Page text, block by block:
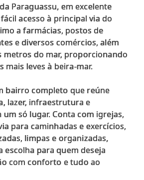
Paraguassu, em excelente
acesso à principal via do
a farmácias, postos de
e diversos comércios, além
metros do mar, proporcionando
mais leves à beira-mar.
bairro completo que reúne
lazer, infraestrutura e
só lugar. Conta com igrejas,
para caminhadas e exercícios,
limpas e organizadas,
escolha para quem deseja
com conforto e tudo ao